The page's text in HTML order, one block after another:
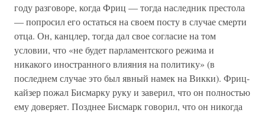
году разговоре, когда Фриц — тогда наследник престола
— попросил его остаться на своем посту в случае смерти
отца. Он, канцлер, тогда дал свое согласие на том
условии, что «не будет парламентского режима и
никакого иностранного влияния на политику» (в
последнем случае это был явный намек на Викки). Фриц-
кайзер пожал Бисмарку руку и заверил, что он полностью
ему доверяет. Позднее Бисмарк говорил, что он никогда